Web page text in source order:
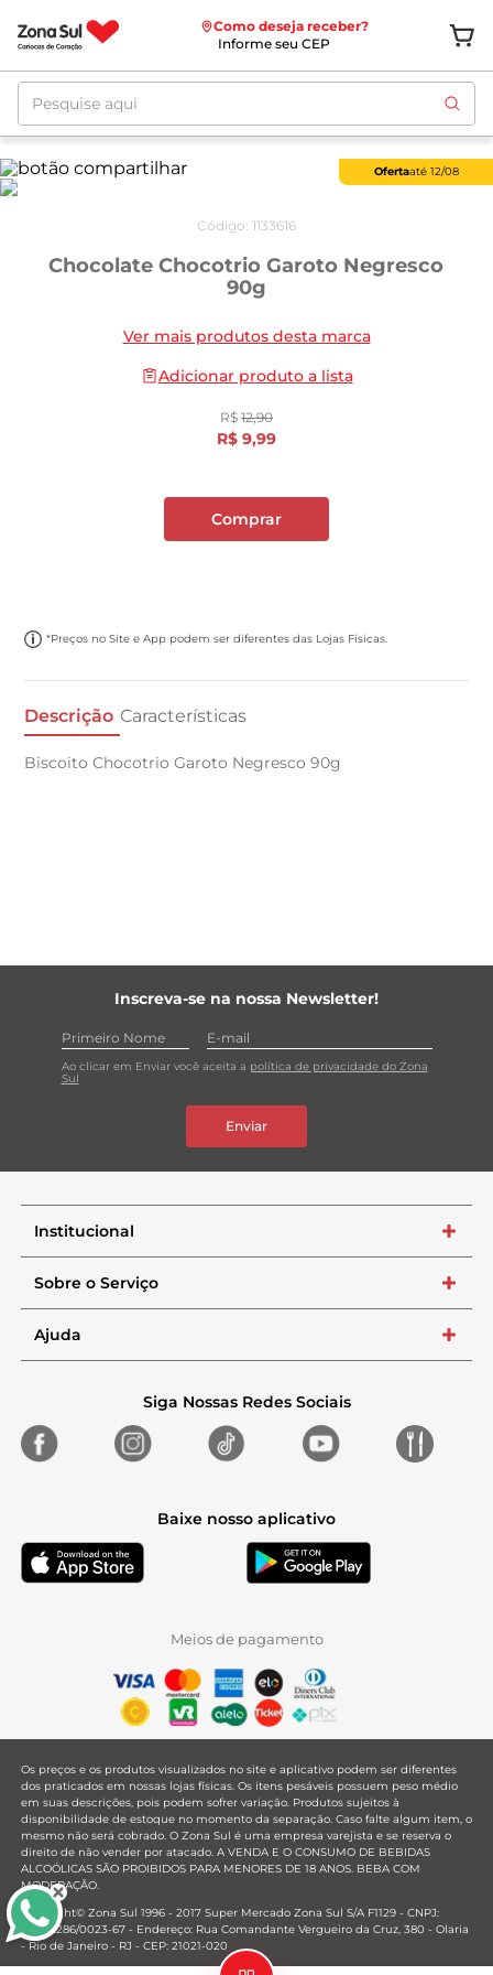
Como deseja receber?
Informe seu CEP
Pesquise aqui
Ofertaaté 12/08
Código: 1133616
Chocolate Chocotrio Garoto Negresco
90g
Ver mais produtos desta marca
Adicionar produto a lista
R$ 12,90
R$ 9,99
Comprar
*Preços no Site e App podem ser diferentes das Lojas Físicas.
Descrição Características
Biscoito Chocotrio Garoto Negresco 90g
Inscreva-se na nossa Newsletter!
Ao clicar em Enviar você aceita a política de privacidade do Zona
Sul
Enviar
Institucional +
Sobre o Serviço +
Ajuda +
Siga Nossas Redes Sociais
Baixe nosso aplicativo
Meios de pagamento
Os preços e os produtos visualizados no site e aplicativo podem ser diferentes
dos praticados em nossas lojas físicas. Os itens pesáveis possuem peso médio
em suas descrições, pois podem sofrer variação. Produtos sujeitos à
disponibilidade de estoque no momento da separação. Caso falte algum item, o
mesmo não será cobrado. O Zona Sul é uma empresa varejista e se reserva o
direito de não vender por atacado. A VENDA E O CONSUMO DE BEBIDAS
ALCOÓLICAS SÃO PROIBIDOS PARA MENORES DE 18 ANOS. BEBA COM
MODERAÇÃO.
Copyright© Zona Sul 1996 - 2017 Super Mercado Zona Sul S/A F1129 - CNPJ:
33.381.286/0023-67 - Endereço: Rua Comandante Vergueiro da Cruz, 380 - Olaria
- Rio de Janeiro - RJ - CEP: 21021-020